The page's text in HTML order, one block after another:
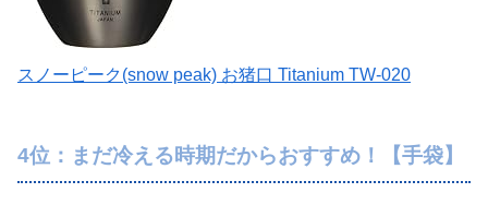
スノーピーク(snow peak) お猪口 Titanium TW-020
4位：まだ冷える時期だからおすすめ！【手袋】